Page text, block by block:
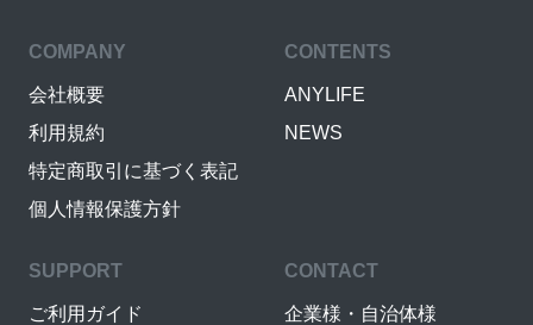
COMPANY
会社概要
利用規約
特定商取引に基づく表記
個人情報保護方針
CONTENTS
ANYLIFE
NEWS
SUPPORT
ご利用ガイド
CONTACT
企業様・自治体様